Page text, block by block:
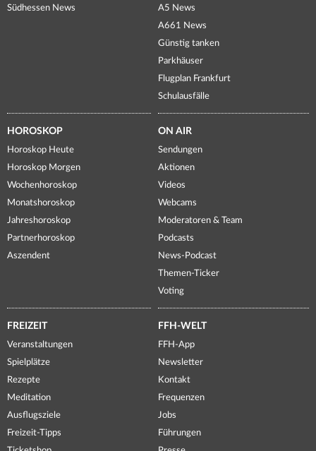
Südhessen News
A5 News
A661 News
Günstig tanken
Parkhäuser
Flugplan Frankfurt
Schulausfälle
HOROSKOP
Horoskop Heute
Horoskop Morgen
Wochenhoroskop
Monatshoroskop
Jahreshoroskop
Partnerhoroskop
Aszendent
ON AIR
Sendungen
Aktionen
Videos
Webcams
Moderatoren & Team
Podcasts
News-Podcast
Themen-Ticker
Voting
FREIZEIT
Veranstaltungen
Spielplätze
Rezepte
Meditation
Ausflugsziele
Freizeit-Tipps
FFH-WELT
FFH-App
Newsletter
Kontakt
Frequenzen
Jobs
Führungen